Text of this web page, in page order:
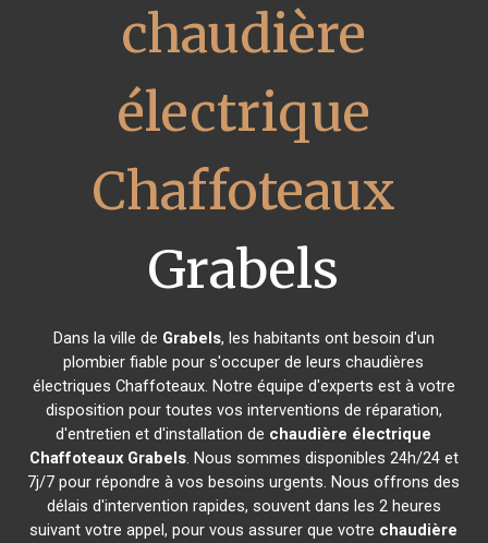
chaudière
électrique
Chaffoteaux
Grabels
Dans la ville de Grabels, les habitants ont besoin d'un
plombier fiable pour s'occuper de leurs chaudières
électriques Chaffoteaux. Notre équipe d'experts est à votre
disposition pour toutes vos interventions de réparation,
d'entretien et d'installation de chaudière électrique
Chaffoteaux Grabels. Nous sommes disponibles 24h/24 et
7j/7 pour répondre à vos besoins urgents. Nous offrons des
délais d'intervention rapides, souvent dans les 2 heures
suivant votre appel, pour vous assurer que votre chaudière